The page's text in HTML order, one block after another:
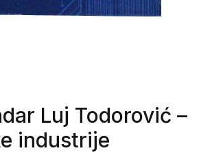
Luj Todorović –
industrije